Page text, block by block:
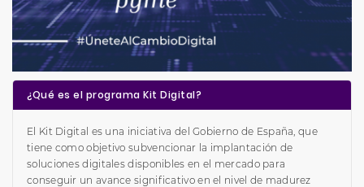
¿Qué es el programa Kit Digital?
El Kit Digital es una iniciativa del Gobierno de España, que
tiene como objetivo subvencionar la implantación de
soluciones digitales disponibles en el mercado para
conseguir un avance significativo en el nivel de madurez